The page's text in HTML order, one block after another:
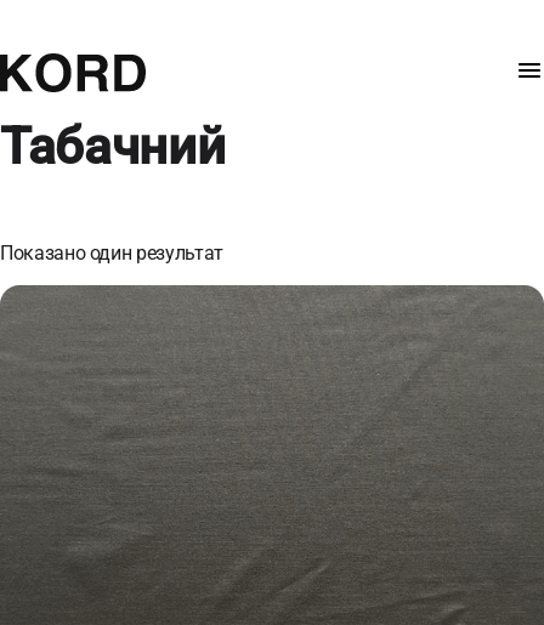
Табачний
Показано один результат